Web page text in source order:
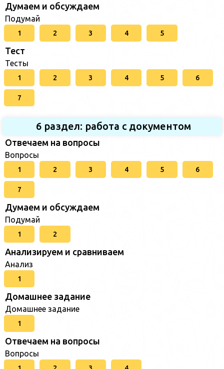
Думаем и обсуждаем
Подумай
1 2 3 4 5
Тест
Тесты
1 2 3 4 5 6
7
6 раздел: работа с документом
Отвечаем на вопросы
Вопросы
1 2 3 4 5 6
7
Думаем и обсуждаем
Подумай
1 2
Анализируем и сравниваем
Анализ
1
Домашнее задание
Домашнее задание
1
Отвечаем на вопросы
Вопросы